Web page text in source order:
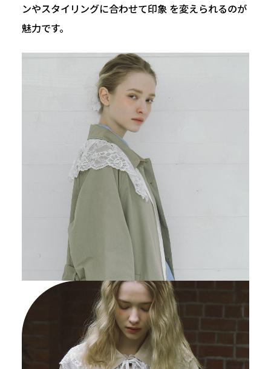
ンやスタイリングに合わせて印象 を変えられるのが
魅力です。